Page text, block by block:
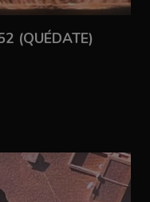
(QUÉDATE)